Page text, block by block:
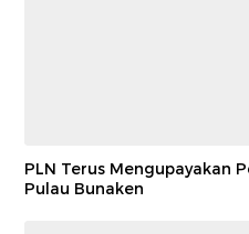
PLN Terus Mengupayakan
Pulau Bunaken